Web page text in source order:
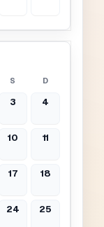
S D
3 4
10 11
17 18
24 25